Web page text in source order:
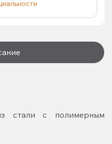
стали с полимерным